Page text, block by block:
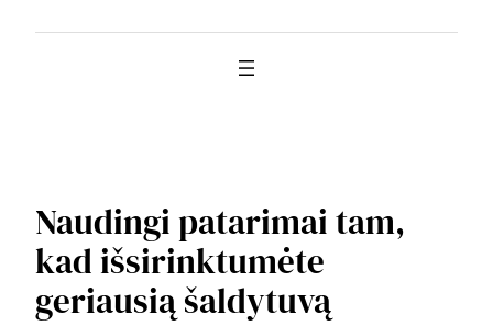
Naudingi patarimai tam,
kad išsirinktumėte
geriausią šaldytuvą